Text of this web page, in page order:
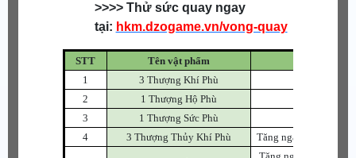
>>>> Thử sức quay ngay
tại: hkm.dzogame.vn/vong-quay
STT
Tên vật phẩm
1
3 Thượng Khí Phù
2
1 Thượng Hộ Phù
3
1 Thượng Sức Phù
4
3 Thượng Thủy Khí Phù Tăng ngẫu nhiên 1~3